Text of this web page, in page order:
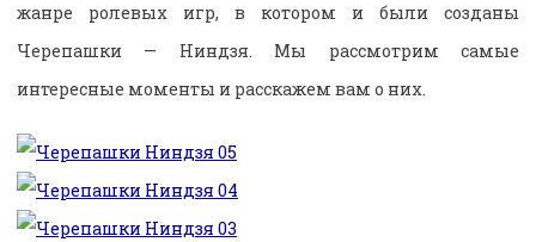
жанре ролевых игр, в котором и были созданы
Черепашки — Ниндзя. Мы рассмотрим самые
интересные моменты и расскажем вам о них.